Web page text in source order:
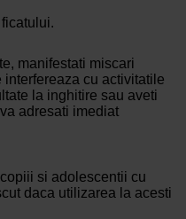
manifestati miscari
cu activitatile
la inghitire sau aveti
adresati imediat
si adolescentii cu
daca utilizarea la acesti